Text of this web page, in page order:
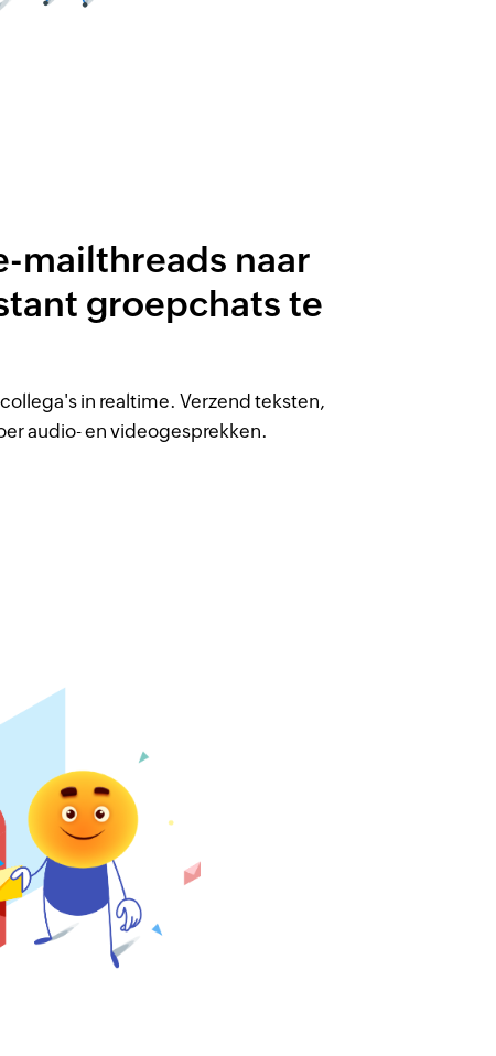
mailthreads naar
groepchats te
in realtime. Verzend teksten,
audio- en videogesprekken.